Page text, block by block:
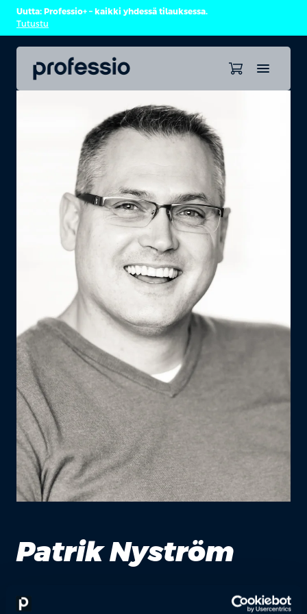
Uutta: Professio+ – kaikki yhdessä tilauksessa.
Tutustu
Patrik Nyström
Safety Development Manager, Neste